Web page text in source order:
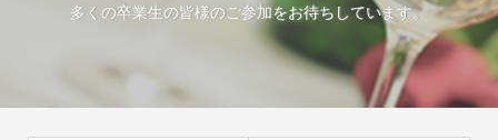
多くの卒業生の皆様のご参加をお待ちしています。